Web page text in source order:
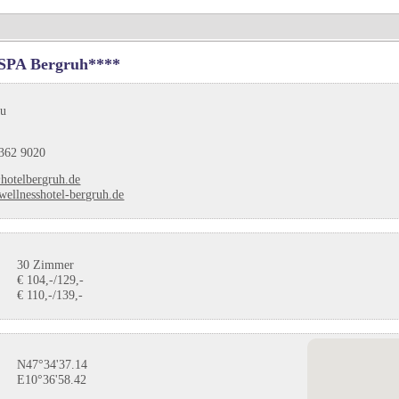
Bergruh****
9020
bergruh.de
30 Zimmer
€ 104,-/129,-
€ 110,-/139,-
N47°34'37.14
E10°36'58.42